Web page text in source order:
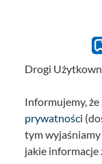
Drogi
Informujemy,
prywatności
tym
jakie informacje